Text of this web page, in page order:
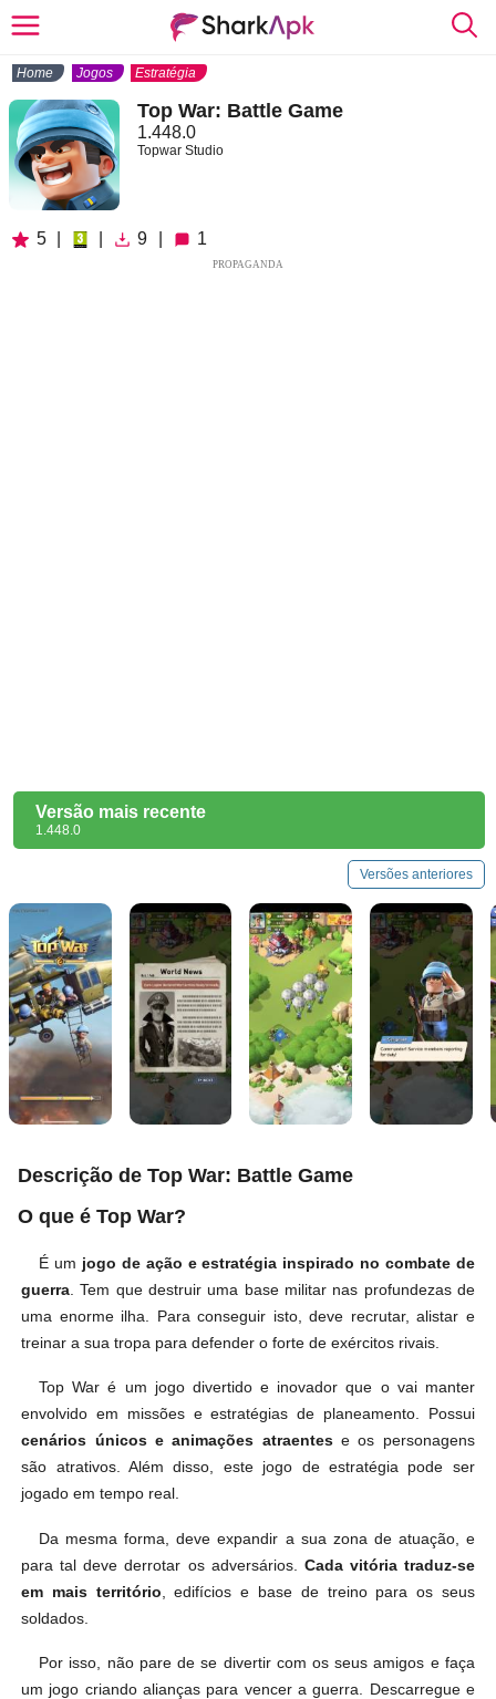
Home Jogos Estratégia
Top War: Battle Game
1.448.0
Topwar Studio
5 9 1
PROPAGANDA
Versão mais recente
1.448.0
Versões anteriores
Descrição de Top War: Battle Game
O que é Top War?
É um jogo de ação e estratégia inspirado no combate de
guerra . Tem que destruir uma base militar nas profundezas de
uma enorme ilha. Para conseguir isto, deve recrutar, alistar e
treinar a sua tropa para defender o forte de exércitos rivais.
Top War é um jogo divertido e inovador que o vai manter
envolvido em missões e estratégias de planeamento. Possui
cenários únicos e animações atraentese os personagens
são atrativos. Além disso, este jogo de estratégia pode ser
jogado em tempo real.
Da mesma forma, deve expandir a sua zona de atuação, e
para tal deve derrotar os adversários. Cada vitória traduz-se
em mais território , edifícios e base de treino para os seus
soldados.
Por isso, não pare de se divertir com os seus amigos e faça
um jogo criando alianças para vencer a guerra. Descarregue e